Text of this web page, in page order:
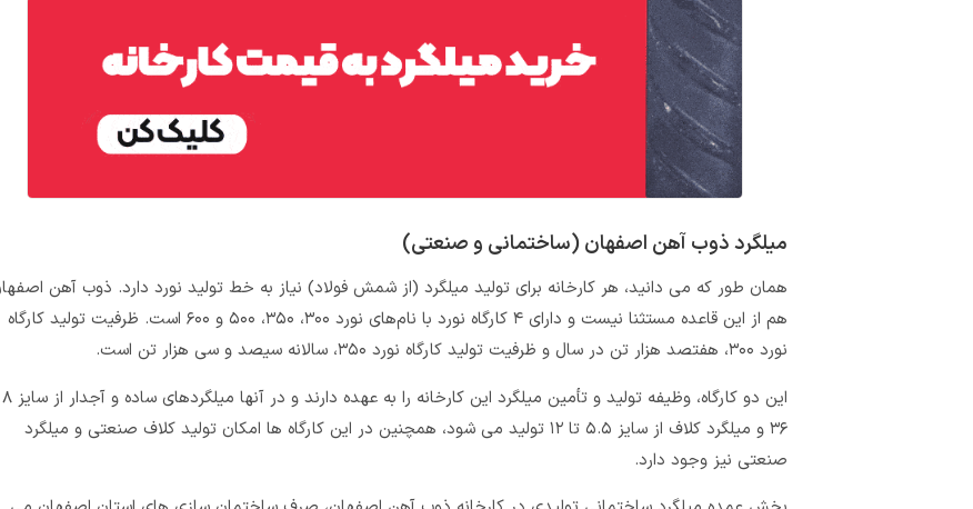
میلگرد ذوب آهن اصفهان (ساختمانی و صنعتی)
همان‌ طور که می‌ دانید، هر کارخانه برای تولید میلگرد (از شمش فولاد) نیاز به خط تولید نورد دارد. ذوب آهن
هم از این قاعده مستثنا نیست و دارای ۴ کارگاه نورد با نام‌های نورد ۳۰۰، ۳۵۰، ۵۰۰ و ۶۰۰ است. ظرفیت تولید کارگاه
نورد ۳۰۰، هفتصد هزار تن در سال و ظرفیت تولید کارگاه نورد ۳۵۰، سالانه سیصد و سی هزار تن است.
۳۶ و میلگرد کلاف از سایز ۵.۵ تا ۱۲ تولید می‌ شود، همچنین در این کارگاه‌ ها امکان تولید کلاف صنعتی و میلگرد
صنعتی نیز وجود دارد.